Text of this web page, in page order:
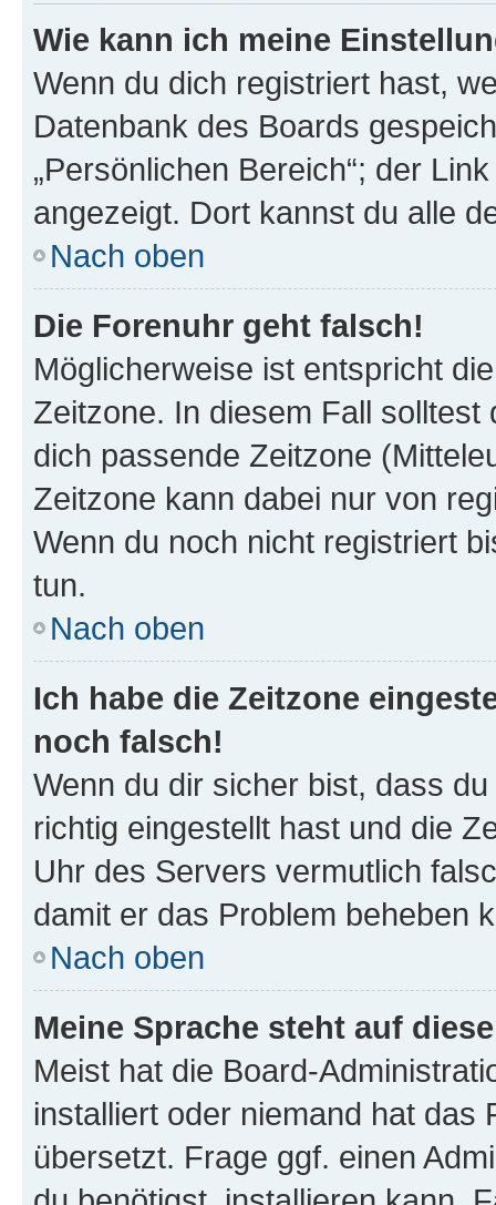
Wie kann ich meine
Wenn du dich registriert hast,
Datenbank des Boards
„Persönlichen Bereich“; der
angezeigt. Dort kannst du alle
Nach oben
Die Forenuhr geht falsch!
Möglicherweise ist entspricht
Zeitzone. In diesem Fall solltest
dich passende Zeitzone
Zeitzone kann dabei nur von
Wenn du noch nicht registriert
tun.
Nach oben
Ich habe die Zeitzone
noch falsch!
Wenn du dir sicher bist, dass
richtig eingestellt hast und die
Uhr des Servers vermutlich
damit er das Problem beheben
Nach oben
Meine Sprache steht auf
Meist hat die Board-
installiert oder niemand hat das
übersetzt. Frage ggf. einen